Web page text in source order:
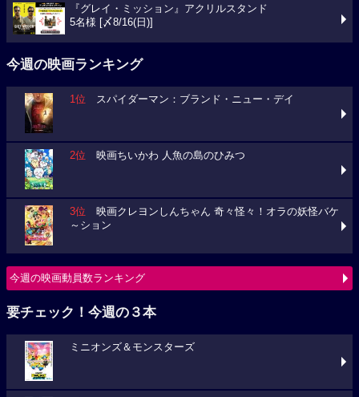
『グレイ・ミッション』アクリルスタンド
5名様 [〆8/16(日)]
今週の映画ランキング
1位 スパイダーマン：ブランド・ニュー・デイ
2位 映画ちいかわ 人魚の島のひみつ
3位 映画クレヨンしんちゃん 奇々怪々！オラの妖怪バケ
～ション
今週の映画動員数ランキング
要チェック！今週の３本
ミニオンズ＆モンスターズ